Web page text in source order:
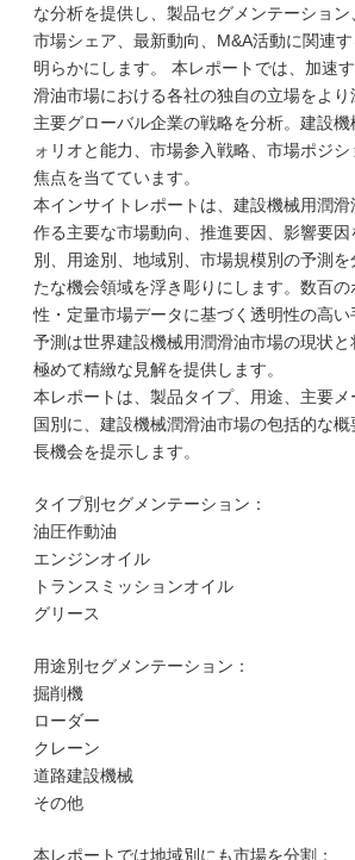
な分析を提供し、製品セグメンテーション
市場シェア、最新動向、M&A活動に関連
明らかにします。 本レポートでは、加速
滑油市場における各社の独自の立場をより
主要グローバル企業の戦略を分析。建設
ォリオと能力、市場参入戦略、市場ポジ
焦点を当てています。
本インサイトレポートは、建設機械用潤
作る主要な市場動向、推進要因、影響要
別、用途別、地域別、市場規模別の予測
たな機会領域を浮き彫りにします。数百
性・定量市場データに基づく透明性の高
予測は世界建設機械用潤滑油市場の現状
極めて精緻な見解を提供します。
本レポートは、製品タイプ、用途、主要メ
国別に、建設機械潤滑油市場の包括的な
長機会を提示します。
タイプ別セグメンテーション：
油圧作動油
エンジンオイル
トランスミッションオイル
グリース
用途別セグメンテーション：
掘削機
ローダー
クレーン
道路建設機械
その他
本レポートでは地域別にも市場を分割：